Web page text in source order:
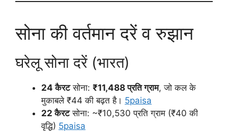
सोना की वर्तमान दरें व रुझान
घरेलू सोना दरें (भारत)
24 कैरटसोना: ₹11,488 प्रति ग्राम, जो कल के
मुकाबले ₹44 की बढ़त है। 5paisa
22 कैरटसोना: ~₹10,530 प्रति ग्राम (₹40 की
वृद्धि) 5paisa